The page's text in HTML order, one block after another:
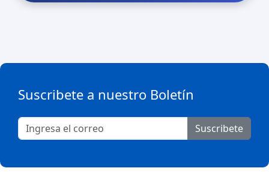
Suscribete a nuestro Boletín
Suscribete